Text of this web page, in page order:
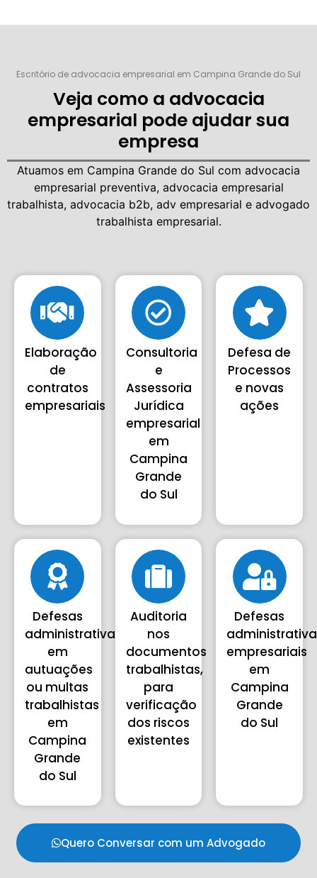
Escritório de advocacia empresarial em Campina Grande do Sul
Veja como a advocacia
empresarial pode ajudar sua
empresa
Atuamos em Campina Grande do Sul com advocacia
empresarial preventiva, advocacia empresarial
trabalhista, advocacia b2b, adv empresarial e advogado
trabalhista empresarial.
Elaboração
de
contratos
empresariais
Consultoria
e
Assessoria
Jurídica
empresarial
em
Campina
Grande
do Sul
Defesa de
Processos
e novas
ações
Defesas
administrativas
em
autuações
ou multas
trabalhistas
em
Campina
Grande
do Sul
Auditoria
nos
documentos
trabalhistas,
para
verificação
dos riscos
existentes
Defesas
empresariais
em
Campina
Grande
do Sul
Quero Conversar com um Advogado